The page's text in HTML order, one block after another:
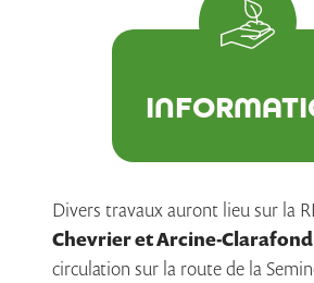
Divers travaux auront lieu sur la
Chevrier et Arcine-Clarafond
circulation sur la route de la